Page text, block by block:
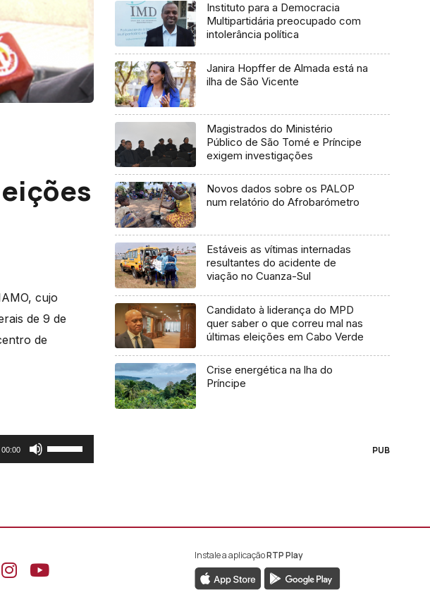
cujo
de 9 de
de
00:00
Use
as
para
ou
Instituto para a Democracia
Multipartidária preocupado com
intolerância política
Janira Hopffer de Almada está na
ilha de São Vicente
Magistrados do Ministério
Público de São Tomé e Príncipe
exigem investigações
Novos dados sobre os PALOP
num relatório do Afrobarómetro
Estáveis as vítimas internadas
resultantes do acidente de
viação no Cuanza-Sul
Candidato à liderança do MPD
quer saber o que correu mal nas
últimas eleições em Cabo Verde
Crise energética na lha do
Príncipe
PUB
Aceder ao Facebook da RTP África
Aceder ao Instagram da RTP África
Aceder ao YouTube da RTP África
Instale a aplicaçãoRTP Play